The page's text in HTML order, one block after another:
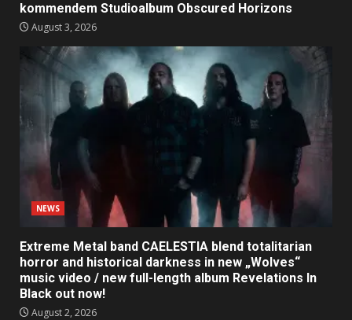
kommendem Studioalbum Obscured Horizons
August 3, 2026
NEWS
Extreme Metal band CAELESTIA blend totalitarian
horror and historical darkness in new „Wolves“
music video / new full-length album Revelations In
Black out now!
August 2, 2026